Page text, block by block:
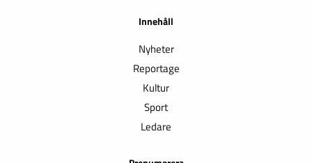
Innehåll
Nyheter
Reportage
Kultur
Sport
Ledare